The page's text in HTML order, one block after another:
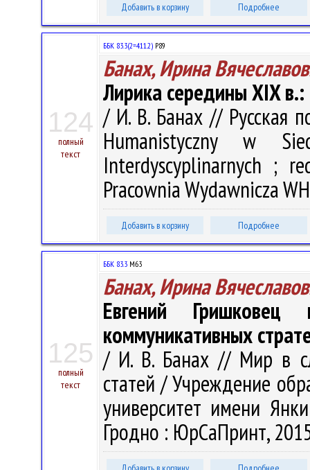
Добавить в корзину Подробнее
124
полный
текст
ББК 83.3(2=411.2) Р89
Банах, Ирина
Лирика середины XIX
/ И. В. Банах // Русская
Humanistyczny w
Interdyscyplinarnych ;
Pracownia Wydawnicza
Добавить в корзину Подробнее
125
полный
текст
ББК 83.3 М63
Банах, Ирина
Евгений
коммуникативных
/ И. В. Банах // Мир в
статей / Учреждение
университет имени
Гродно : ЮрСаПринт,